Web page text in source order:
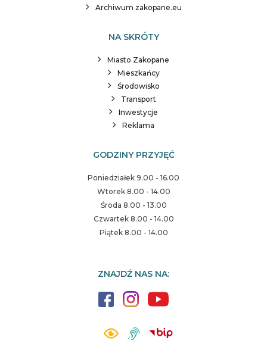
Archiwum zakopane.eu
NA SKRÓTY
Miasto Zakopane
Mieszkańcy
Środowisko
Transport
Inwestycje
Reklama
GODZINY PRZYJĘĆ
Poniedziałek 9.00 - 16.00
Wtorek 8.00 - 14.00
Środa 8.00 - 13.00
Czwartek 8.00 - 14.00
Piątek 8.00 - 14.00
ZNAJDŹ NAS NA: